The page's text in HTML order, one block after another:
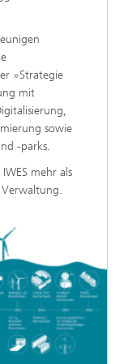
»Strategie
mit
sowie
-parks.
mehr als